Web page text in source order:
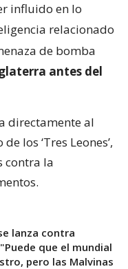
influido en lo
relacionado
de bomba
antes del
directamente al
los ‘Tres Leones’,
contra la
lanza contra
que el mundial
pero las Malvinas